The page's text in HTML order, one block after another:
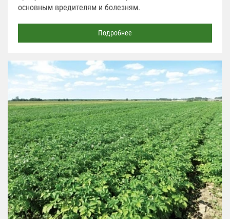
основным вредителям и болезням.
Подробнее